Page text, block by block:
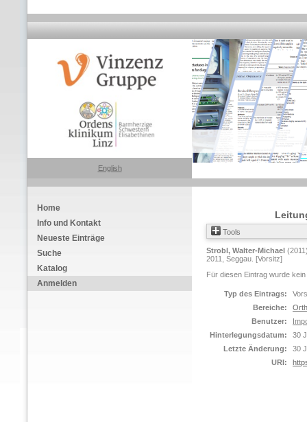
English
Home
Info und Kontakt
Neueste Einträge
Suche
Katalog
Anmelden
Tools
Strobl, Walter-Michael
2011, Seggau. [Vorsitz]
Für diesen Eintrag wurde
Typ des Eintrags:
Bereiche:
Benutzer:
Hinterlegungsdatum:
30
Letzte Änderung:
30
URI: